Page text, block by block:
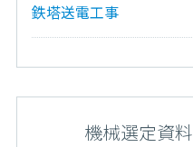
鉄塔送電工事
機械選定資料